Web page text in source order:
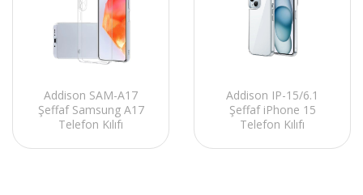
Addison SAM-A17
Şeffaf Samsung A17
Telefon Kılıfı
Addison IP-15/6.1
Şeffaf iPhone 15
Telefon Kılıfı